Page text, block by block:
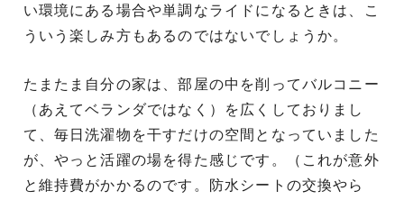
い環境にある場合や単調なライドになるときは、こ
ういう楽しみ方もあるのではないでしょうか。
たまたま自分の家は、部屋の中を削ってバルコニー
（あえてベランダではなく）を広くしておりまし
て、毎日洗濯物を干すだけの空間となっていました
が、やっと活躍の場を得た感じです。（これが意外
と維持費がかかるのです。防水シートの交換やら